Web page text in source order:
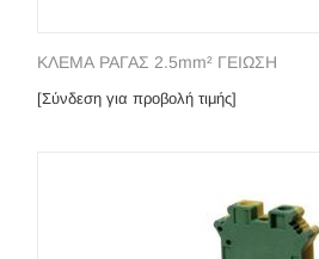
ΚΛΕΜΑ ΡΑΓΑΣ 2.5mm² ΓΕΙΩΣΗ
[Σύνδεση για προβολή τιμής]